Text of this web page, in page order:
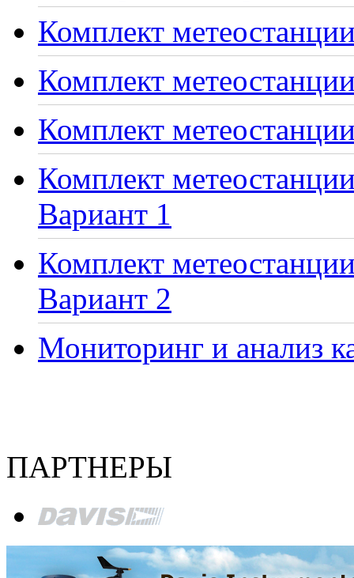
Комплект
Комплект
Комплект
Комплект
Вариант 1
Комплект
Вариант 2
Мониторинг и анализ
ПАРТНЕРЫ